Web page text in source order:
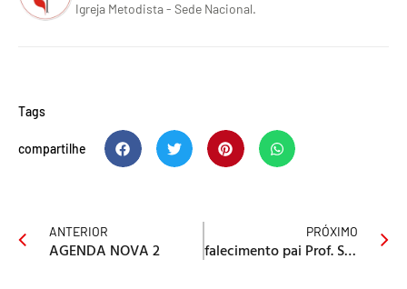
Igreja Metodista - Sede Nacional.
Tags
compartilhe
ANTERIOR
AGENDA NOVA 2
PRÓXIMO
falecimento pai Prof. Sérgio Marcus